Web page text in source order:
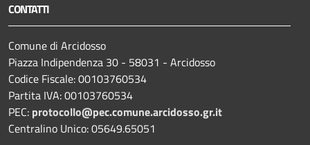
CONTATTI
Comune di Arcidosso
Piazza Indipendenza 30 - 58031 - Arcidosso
Codice Fiscale: 00103760534
Partita IVA: 00103760534
PEC: protocollo@pec.comune.arcidosso.gr.it
Centralino Unico: 05649.65051